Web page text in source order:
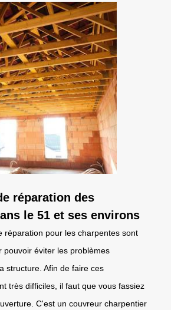
réparation des
le 51 et ses environs
réparation pour les charpentes sont
pouvoir éviter les problèmes
structure. Afin de faire ces
très difficiles, il faut que vous fassiez
C'est un couvreur charpentier